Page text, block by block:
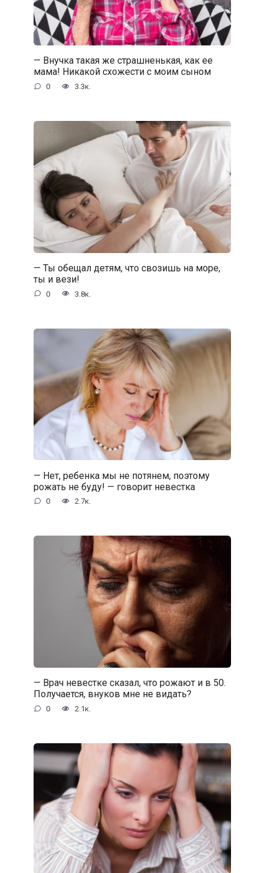
— Внучка такая же страшненькая, как ее
мама! Никакой схожести с моим сыном
0 3.3к.
— Ты обещал детям, что свозишь на море,
ты и вези!
0 3.8к.
— Нет, ребенка мы не потянем, поэтому
рожать не буду! — говорит невестка
0 2.7к.
— Врач невестке сказал, что рожают и в 50.
Получается, внуков мне не видать?
0 2.1к.